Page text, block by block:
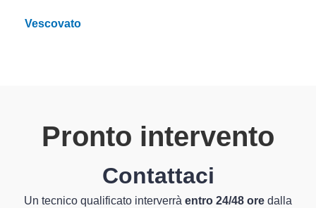
Vescovato
Pronto intervento
Contattaci
Un tecnico qualificato interverrà entro 24/48 ore dalla